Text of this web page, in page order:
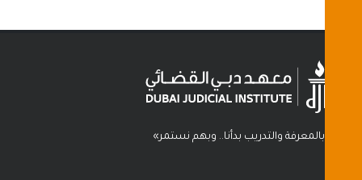
«بالمعرفة والتدريب بدأنا.. وبهم نستمر»